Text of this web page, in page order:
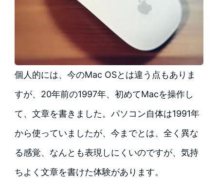
個人的には、今のMac OSとは違う点もありま
すが、20年前の1997年、初めてMacを操作し
て、文章を書きました。パソコン自体は1991年
から使っていましたが、今までとは、全く異な
る感覚、なんとも表現しにくいのですが、気持
ちよく文章を書けた体験があります。